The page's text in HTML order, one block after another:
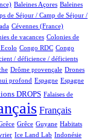
Baleines Açores Baleines
de Séjour / Camp de Séjour /
Cévennes (France)
de vacances Colonies de
Congo RDC Congo
/ déficience / déficients
Drôme provençale Drones
profond Espagne Espagne
DROPS Falaises de
Français
Grêce Guyane Habitats
Ice Land Lab Indonésie